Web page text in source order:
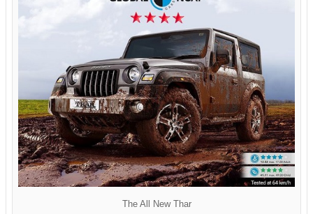
The All New Thar